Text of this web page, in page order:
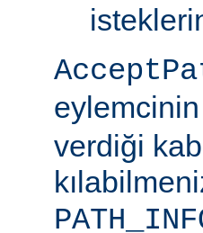
eylemcinin
verdiği